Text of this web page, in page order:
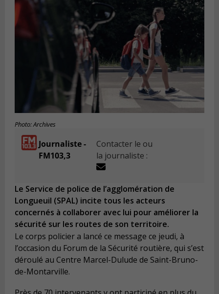
Photo: Archives
Journaliste -
FM103,3
Contacter le ou
la journaliste :
Le Service de police de l’agglomération de
Longueuil (SPAL) incite tous les acteurs
concernés à collaborer avec lui pour améliorer la
sécurité sur les routes de son territoire.
Le corps policier a lancé ce message ce jeudi, à
l’occasion du Forum de la Sécurité routière, qui s’est
déroulé au Centre Marcel-Dulude de Saint-Bruno-
de-Montarville.